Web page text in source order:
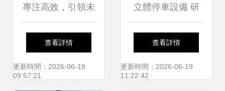
專注高效，引領未
來——威海威奧機
械制造有限公司流
查看詳情
更新時間：2026-06-19
09:57:21
立體停車設備 研
發、安裝與回收的
一體化服務體系
查看詳情
更新時間：2026-06-19
11:22:42